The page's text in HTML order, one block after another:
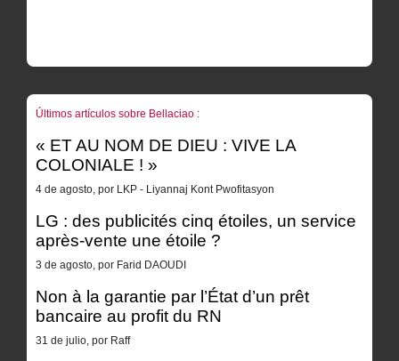
Últimos artículos sobre Bellaciao :
« ET AU NOM DE DIEU : VIVE LA
COLONIALE ! »
4 de agosto, por LKP - Liyannaj Kont Pwofitasyon
LG : des publicités cinq étoiles, un service
après-vente une étoile ?
3 de agosto, por Farid DAOUDI
Non à la garantie par l’État d’un prêt
bancaire au profit du RN
31 de julio, por Raff